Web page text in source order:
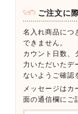
ご注文に
名入れ商品につ
できません。
カウント日数、
力いただいたデ
ないようご確認
メッセージは
面の通信欄にご